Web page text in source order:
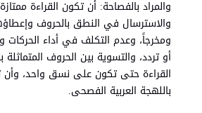
والمراد بالفصاحة: أن تكون القراءة
والاسترسال في النطق بالحروف
ومخرجاً، وعدم التكلف في أداء
أو تردد، والتسوية بين الحروف
القراءة حتى تكون على نسق واحد، وأن
باللهجة العربية الفصحى.